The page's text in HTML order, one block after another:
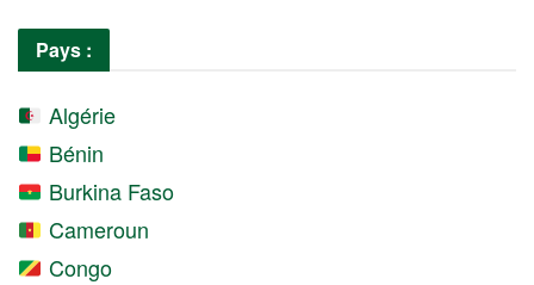
Pays :
Algérie
Bénin
Burkina Faso
Cameroun
Congo